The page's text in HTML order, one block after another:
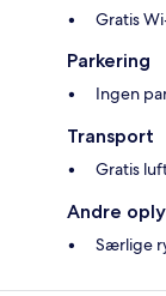
Gratis
Parkering
Ingen
Transport
Gratis
Andre
Særlige